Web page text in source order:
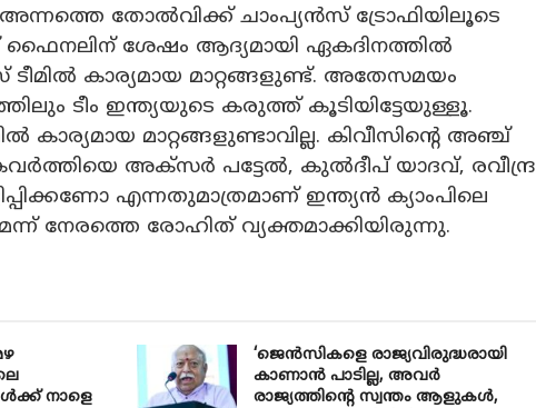
തോൽവിക്ക് ചാംപ്യൻസ് ട്രോഫിയിലൂടെ
ഫൈനലിന് ശേഷം ആദ്യമായി ഏകദിനത്തിൽ
കാര്യമായ മാറ്റങ്ങളുണ്ട്. അതേസമയം
ടീം ഇന്ത്യയുടെ കരുത്ത് കൂടിയിട്ടേയുള്ളൂ.
മാറ്റങ്ങളുണ്ടാവില്ല. കിവീസിന്റെ അഞ്ച്
അക്‌സർ പട്ടേൽ, കുൽദീപ് യാദവ്, രവീന്ദ്ര
എന്നതുമാത്രമാണ് ഇന്ത്യൻ ക്യാംപിലെ
നേരത്തെ രോഹിത് വ്യക്തമാക്കിയിരുന്നു.
നാളെ
‘ജെൻസികളെ രാജ്യവിരുദ്ധരായി
കാണാൻ പാടില്ല, അവർ
രാജ്യത്തിന്റെ സ്വന്തം ആളുകൾ,